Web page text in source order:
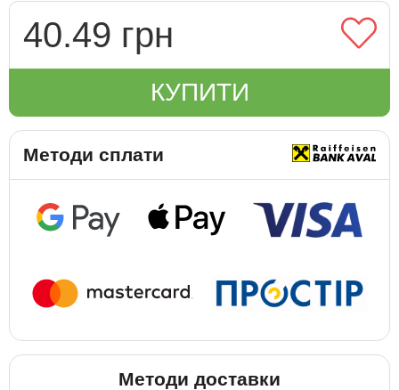
40.49 грн
КУПИТИ
Методи сплати
Методи доставки